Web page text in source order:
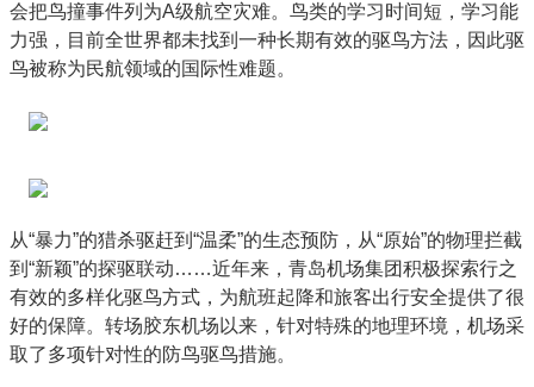
会把鸟撞事件列为A级航空灾难。鸟类的学习时间短，学习能
力强，目前全世界都未找到一种长期有效的驱鸟方法，因此驱
鸟被称为民航领域的国际性难题。
从“暴力”的猎杀驱赶到“温柔”的生态预防，从“原始”的物理拦截
到“新颖”的探驱联动……近年来，青岛机场集团积极探索行之
有效的多样化驱鸟方式，为航班起降和旅客出行安全提供了很
好的保障。转场胶东机场以来，针对特殊的地理环境，机场采
取了多项针对性的防鸟驱鸟措施。